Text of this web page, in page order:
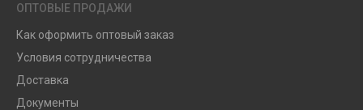
ОПТОВЫЕ ПРОДАЖИ
Как оформить оптовый заказ
Условия сотрудничества
Доставка
Документы